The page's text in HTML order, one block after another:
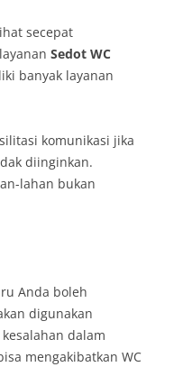
secepat
Sedot WC
banyak layanan
komunikasi jika
diinginkan.
lahan bukan
Anda boleh
digunakan
dalam
mengakibatkan WC